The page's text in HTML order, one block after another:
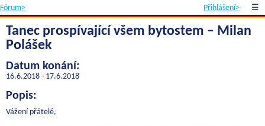
Fórum> Přihlášení> ☰
Tanec prospívající všem bytostem – Milan
Polášek
Datum konání:
16.6.2018 - 17.6.2018
Popis:
Vážení přátelé,